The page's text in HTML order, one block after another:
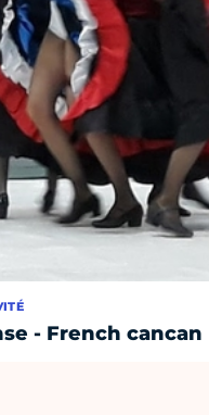
- French cancan